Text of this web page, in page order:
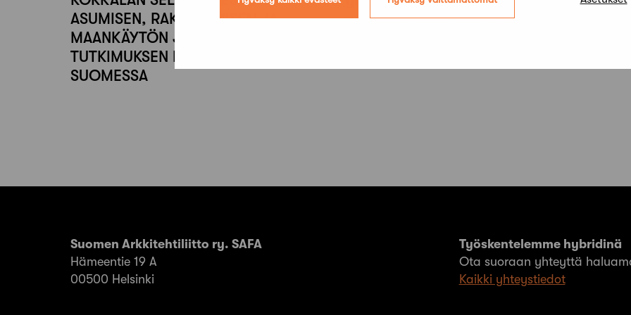
ASUMISEN, RAKENTAMISEN JA
MAANKÄYTÖN JULKISEN
TUTKIMUKSEN KEHITTÄMISESTÄ
SUOMESSA
uudelleenjärjestämiseksi
Suomen Arkkitehtiliitto ry. SAFA
Hämeentie 19 A
00500 Helsinki
Työskentelemme hybridinä
Ota suoraan yhteyttä
Kaikki yhteystiedot